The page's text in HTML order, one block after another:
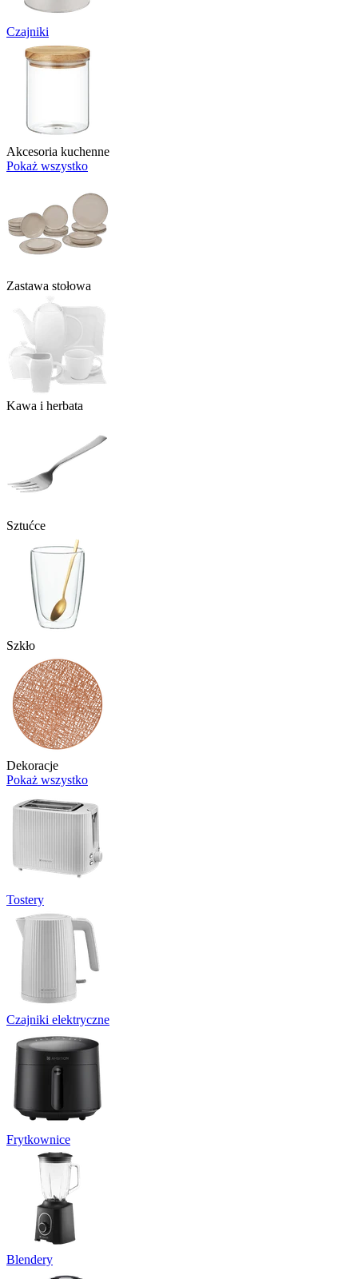
Czajniki
Akcesoria kuchenne
Pokaż wszystko
Zastawa stołowa
Kawa i herbata
Sztućce
Szkło
Dekoracje
Pokaż wszystko
Tostery
Czajniki elektryczne
Frytkownice
Blendery